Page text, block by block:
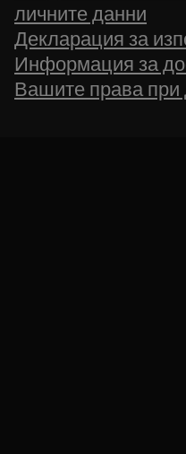
личните данни
Декларация за
Информация за
Вашите права при